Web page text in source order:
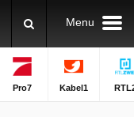
Menu
Pro7 Kabel1